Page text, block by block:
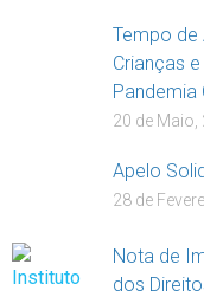
Tempo de
Crianças
Pandemia
20 de Maio,
Apelo
28 de
Nota de
dos